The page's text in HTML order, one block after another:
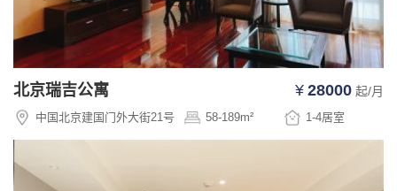
北京瑞吉公寓 ¥ 28000 起/月
中国北京建国门外大街21号 58-189m² 1-4居室